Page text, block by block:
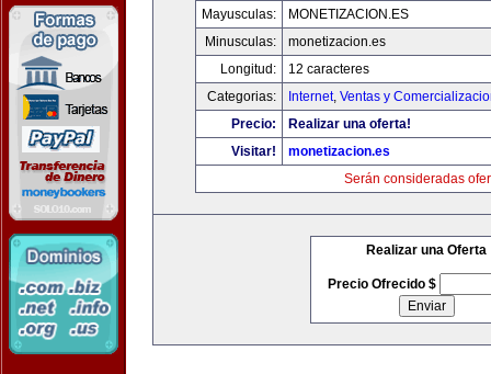
Mayusculas:
MONETIZACION.ES
Minusculas:
monetizacion.es
Longitud:
12 caracteres
Categorias:
Internet, Ventas y
Precio:
Realizar una oferta!
Visitar!
monetizacion.es
Serán consideradas
Realizar una Oferta
Precio Ofrecido $